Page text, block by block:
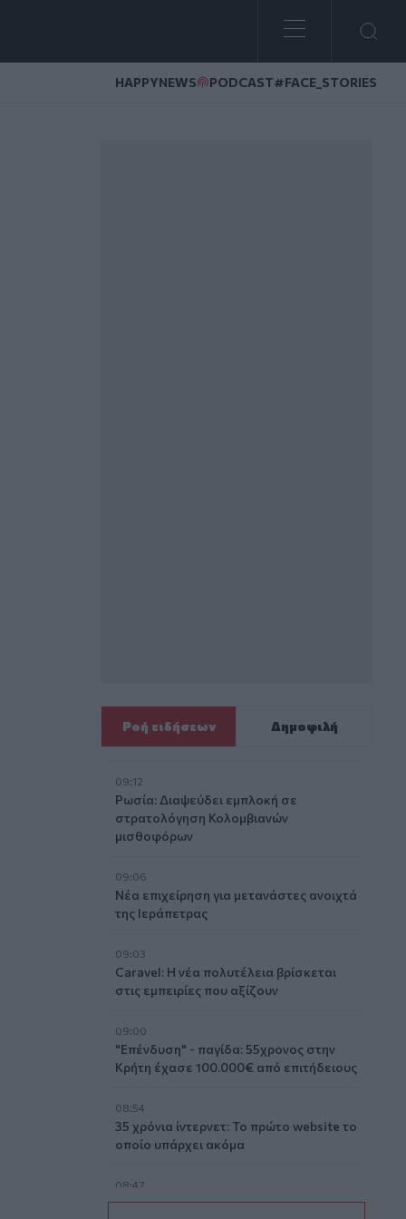
HAPPYNEWS PODCAST#FACE_STORIES
Ροή ειδήσεων Δημοφιλή
09:12
Ρωσία: Διαψεύδει εμπλοκή σε
στρατολόγηση Κολομβιανών
μισθοφόρων
09:06
Νέα επιχείρηση για μετανάστες ανοιχτά
της Ιεράπετρας
09:03
Caravel: Η νέα πολυτέλεια βρίσκεται
στις εμπειρίες που αξίζουν
09:00
"Επένδυση" - παγίδα: 55χρονος στην
Κρήτη έχασε 100.000€ από επιτήδειους
08:54
35 χρόνια ίντερνετ: Το πρώτο website το
οποίο υπάρχει ακόμα
08:47
Δήμος Βιάννου: Οι ώρες και οι μέρες